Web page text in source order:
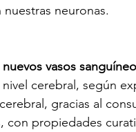
neuronas.
vasos
cerebral, según
gracias al
propiedades